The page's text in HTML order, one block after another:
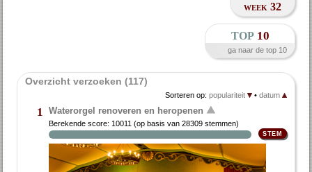
week 32
top 10
ga naar de top 10
Overzicht verzoeken (117)
Sorteren op: populariteit • datum
1 Waterorgel renoveren en heropenen
Berekende score: 10011 (op basis van28309 stemmen)